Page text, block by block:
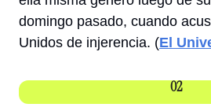
domingo pasado, cuando
Unidos de injerencia. (El
02